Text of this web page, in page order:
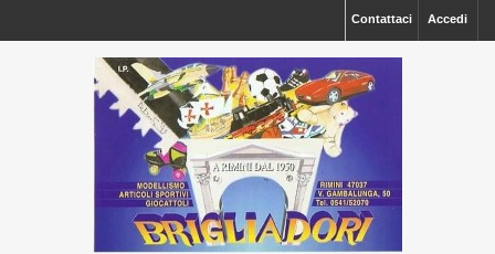
Accedi
Contattaci